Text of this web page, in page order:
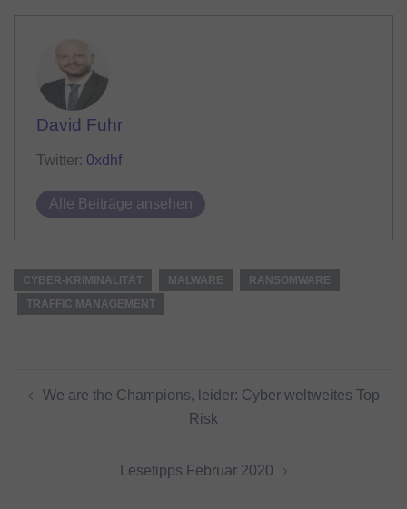
David Fuhr
Twitter: 0xdhf
Alle Beiträge ansehen
CYBER-KRIMINALITÄT MALWARE
RANSOMWARE
TRAFFIC MANAGEMENT
We are the Champions, leider: Cyber weltweites Top
Risk
Lesetipps Februar 2020